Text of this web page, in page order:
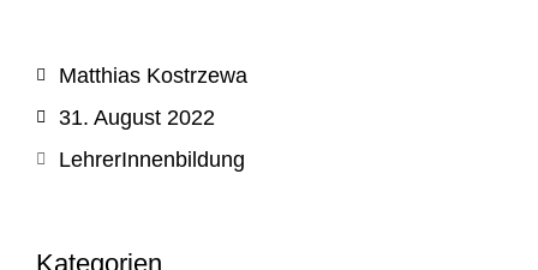
Matthias Kostrzewa
31. August 2022
LehrerInnenbildung
Kategorien